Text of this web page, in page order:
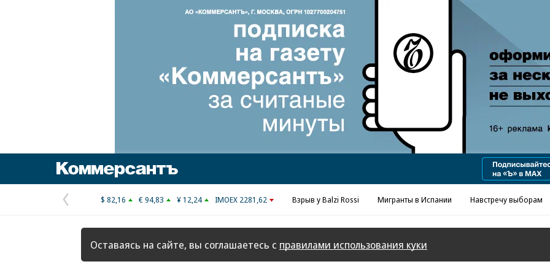
Реклама в «Ъ» www.kommersant.ru/ad
Предыдущая
страница
$ 82,16 € 94,83 ¥ 12,24 IMOEX 2281,62 Взрыв у Balzi Rossi Мигранты в Испании Навстречу выборам
Оставаясь на сайте, вы соглашаетесь с правилами использования куки